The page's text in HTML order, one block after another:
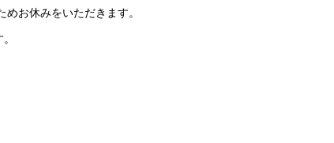
お休みをいただきます。